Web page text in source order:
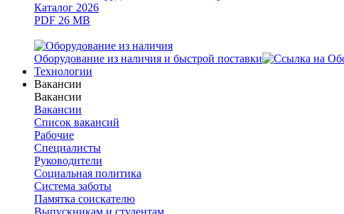
Каталог 2026
PDF 26 MB
Оборудование из наличия и быстрой поставки
Технологии
Вакансии
Вакансии
Вакансии
Список вакансий
Рабочие
Специалисты
Руководители
Cоциальная политика
Система заботы
Памятка соискателю
Выпускникам и студентам